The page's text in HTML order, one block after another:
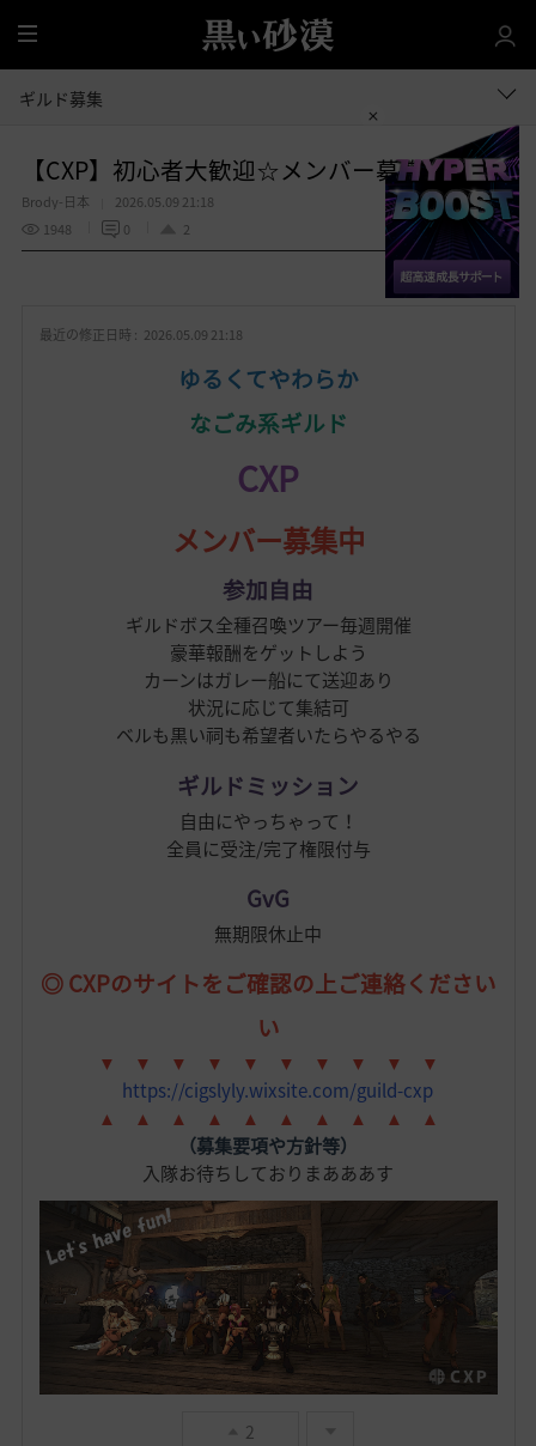
全
体
ギルド募集
【CXP】初心者大歓迎☆メンバー募集再開！
Brody-日本
2026.05.09 21:18
1948
0 2
お 共有する
最近の修正日時 : 2026.05.09 21:18
ゆるくてやわらか
なごみ系ギルド
CXP
メンバー募集中
参加自由
ギルドボス全種召喚ツアー毎週開催
豪華報酬をゲットしよう
カーンはガレー船にて送迎あり
状況に応じて集結可
ベルも黒い祠も希望者いたらやるやる
ギルドミッション
自由にやっちゃって！
全員に受注/完了権限付与
GvG
無期限休止中
◎ CXPのサイトをご確認の上ご連絡ください
い
▼ ▼ ▼ ▼ ▼ ▼
▼ ▼ ▼ ▼
https://cigslyly.wixsite.com/guild-cxp
▲ ▲ ▲ ▲ ▲ ▲ ▲ ▲ ▲ ▲
（募集要項や方針等）
入隊お待ちしておりまあああす
2